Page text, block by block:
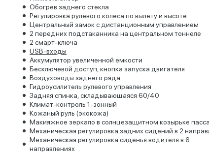
Обогрев заднего стекла
Регулировка рулевого колеса по вылету и высоте
Центральный замок с дистанционным управлением
2 передних подстаканника на центральном тоннеле
2 смарт-ключа
USB-входы
Аккумулятор увеличенной емкости
Бесключевой доступ, кнопка запуска двигателя
Воздуховоды заднего ряда
Гидроусилитель рулевого управления
Задняя спинка, складывающаяся 60/40
Климат-контроль 1-зонный
Кожаный руль (экокожа)
Макияжное зеркало в солнцезащитном козырьке
Механическая регулировка задних сидений в 2
Механическая регулировка сиденья водителя в 6
направлениях